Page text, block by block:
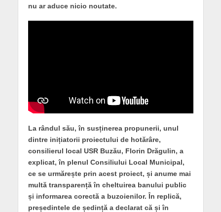
nu ar aduce nicio noutate.
La rândul său, în susținerea propunerii, unul
dintre inițiatorii proiectului de hotărâre,
consilierul local USR Buzău, Florin Drăgulin, a
explicat, în plenul Consiliului Local Municipal,
ce se urmărește prin acest proiect, și anume mai
multă transparență în cheltuirea banului public
și informarea corectă a buzoienilor. În replică,
președintele de ședință a declarat că și în